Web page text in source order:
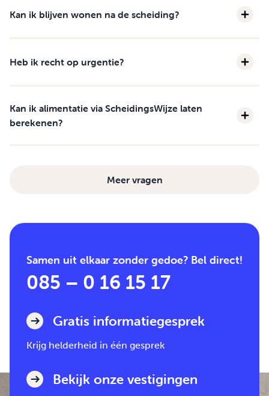
Kan ik blijven wonen na de scheiding?
Heb ik recht op urgentie?
Kan ik alimentatie via ScheidingsWijze laten
berekenen?
Meer vragen
Samen uit elkaar zonder gedoe? Bel direct!
085 – 0 16 15 17
Gratis informatiegesprek
Krijg helderheid in één gesprek
Bekijk onze vestigingen